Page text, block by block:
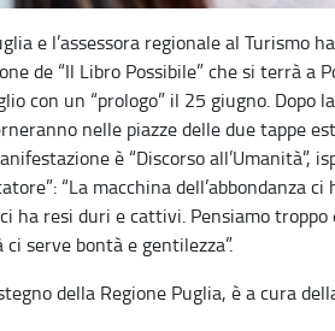
e l’assessora regionale al Turismo
de “Il Libro Possibile” che si terrà a
con un “prologo” il 25 giugno. Dopo
nelle piazze delle due tappe
è “Discorso all’Umanità”,
“La macchina dell’abbondanza
ha resi duri e cattivi. Pensiamo troppo
serve bontà e gentilezza”.
della Regione Puglia, è a cura